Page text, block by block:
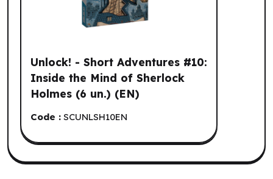
Unlock! - Short Adventures #10:
Inside the Mind of Sherlock
Holmes (6 un.) (EN)
Code : SCUNLSH10EN